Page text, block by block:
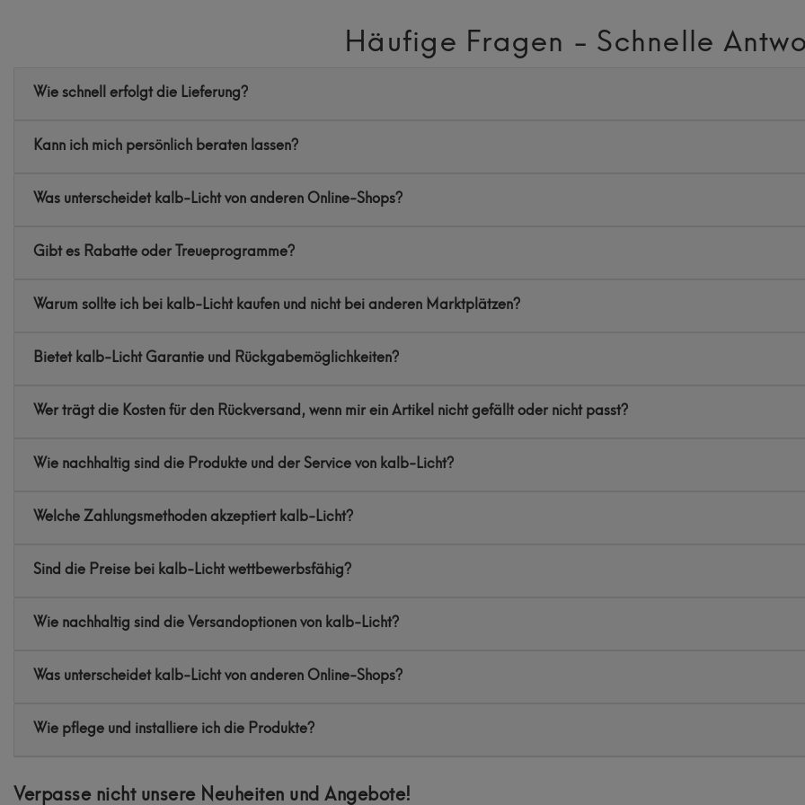
Häufige Fragen - Schnelle
Wie schnell erfolgt die Lieferung?
Kann ich mich persönlich beraten lassen?
Was unterscheidet kalb-Licht von anderen Online-Shops?
Gibt es Rabatte oder Treueprogramme?
Warum sollte ich bei kalb-Licht kaufen und nicht bei anderen Marktplätzen?
Bietet kalb-Licht Garantie und Rückgabemöglichkeiten?
Wer trägt die Kosten für den Rückversand, wenn mir ein Artikel nicht gefällt oder nicht passt?
Wie nachhaltig sind die Produkte und der Service von kalb-Licht?
Welche Zahlungsmethoden akzeptiert kalb-Licht?
Sind die Preise bei kalb-Licht wettbewerbsfähig?
Wie nachhaltig sind die Versandoptionen von kalb-Licht?
Was unterscheidet kalb-Licht von anderen Online-Shops?
Wie pflege und installiere ich die Produkte?
Verpasse nicht unsere Neuheiten und Angebote!